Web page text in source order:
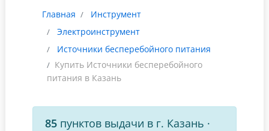
Главная
Инструмент
Электроинструмент
Источники бесперебойного питания
Купить Источники бесперебойного
питания в Казань
85 пунктов выдачи в г. Казань ·